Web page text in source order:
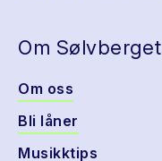
Om Sølvberget
Om oss
Bli låner
Musikktips